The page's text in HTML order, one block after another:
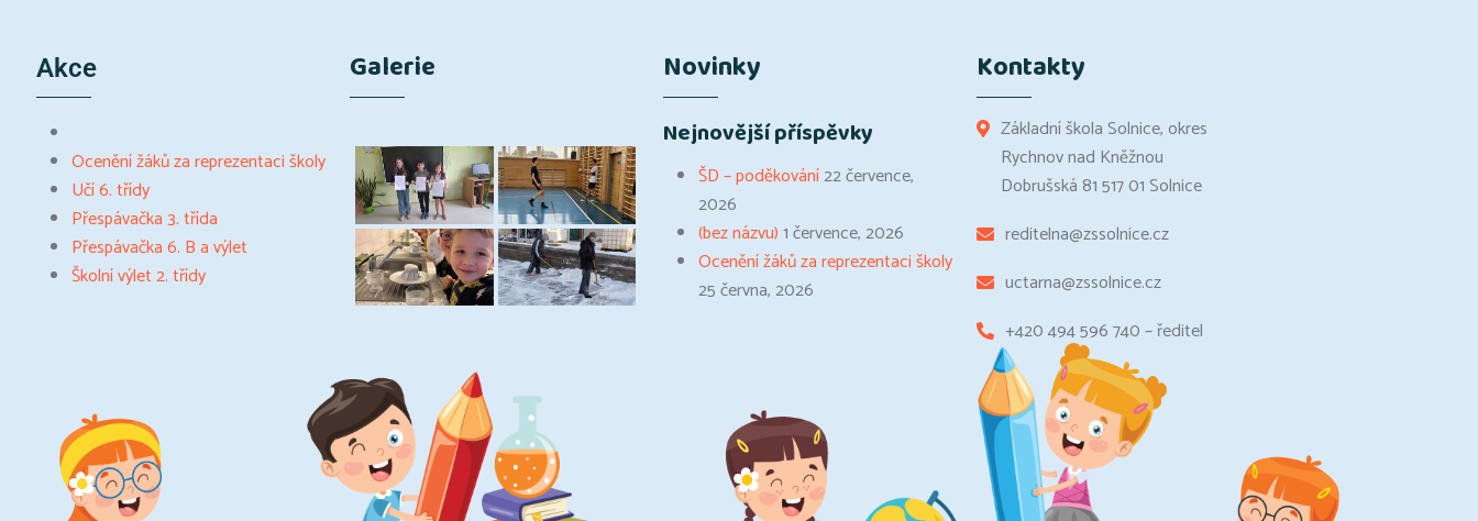
Akce
Ocenění žáků za reprezentaci školy
Učí 6. třídy
Přespávačka 3. třída
Přespávačka 6. B a výlet
Školní výlet 2. třídy
Galerie Novinky
Nejnovější příspěvky
ŠD – poděkování22 července,
2026
(bez názvu)1 července, 2026
Ocenění žáků za reprezentaci školy
25 června, 2026
Kontakty
Základní škola Solnice, okres
Rychnov nad Kněžnou
Dobrušská 81 517 01 Solnice
reditelna@zssolnice.cz
uctarna@zssolnice.cz
+420 494 596 740 – ředitel